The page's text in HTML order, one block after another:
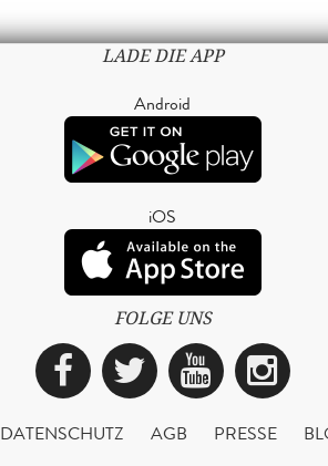
LADE DIE APP
Android
iOS
FOLGE UNS
Facebook
Twitter
DATENSCHUTZ AGB PRESSE